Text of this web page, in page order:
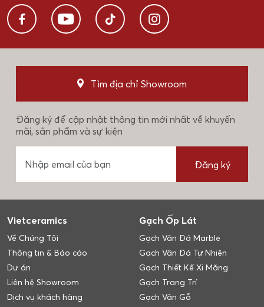
Tìm địa chỉ Showroom
Đăng ký để cập nhật thông tin mới nhất về khuyến
mãi, sản phẩm và sự kiện
Đăng ký
Vietceramics
Về Chúng Tôi
Thông tin & Báo cáo
Dự án
Liên hệ Showroom
Dịch vụ khách hàng
Gạch Ốp Lát
Gạch Vân Đá Marble
Gạch Vân Đá Tự Nhiên
Gạch Thiết Kế Xi Măng
Gạch Trang Trí
Gạch Vân Gỗ